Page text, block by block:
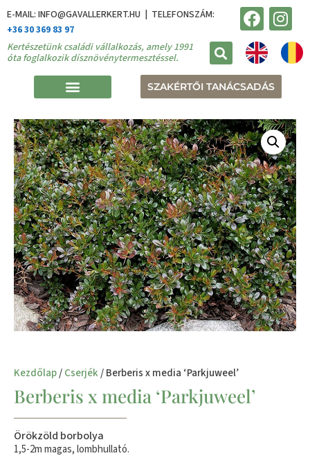
E-MAIL: INFO@GAVALLERKERT.HU | TELEFONSZÁM:
+36 30 369 83 97
Kertészetünk családi vállalkozás, amely 1991
óta foglalkozik dísznövénytermesztéssel.
SZAKÉRTŐI TANÁCSADÁS
Kezdőlap/Cserjék/ Berberis x media ‘Parkjuweel’
Berberis x media ‘Parkjuweel’
Örökzöld borbolya
1,5-2m magas, lombhullató.